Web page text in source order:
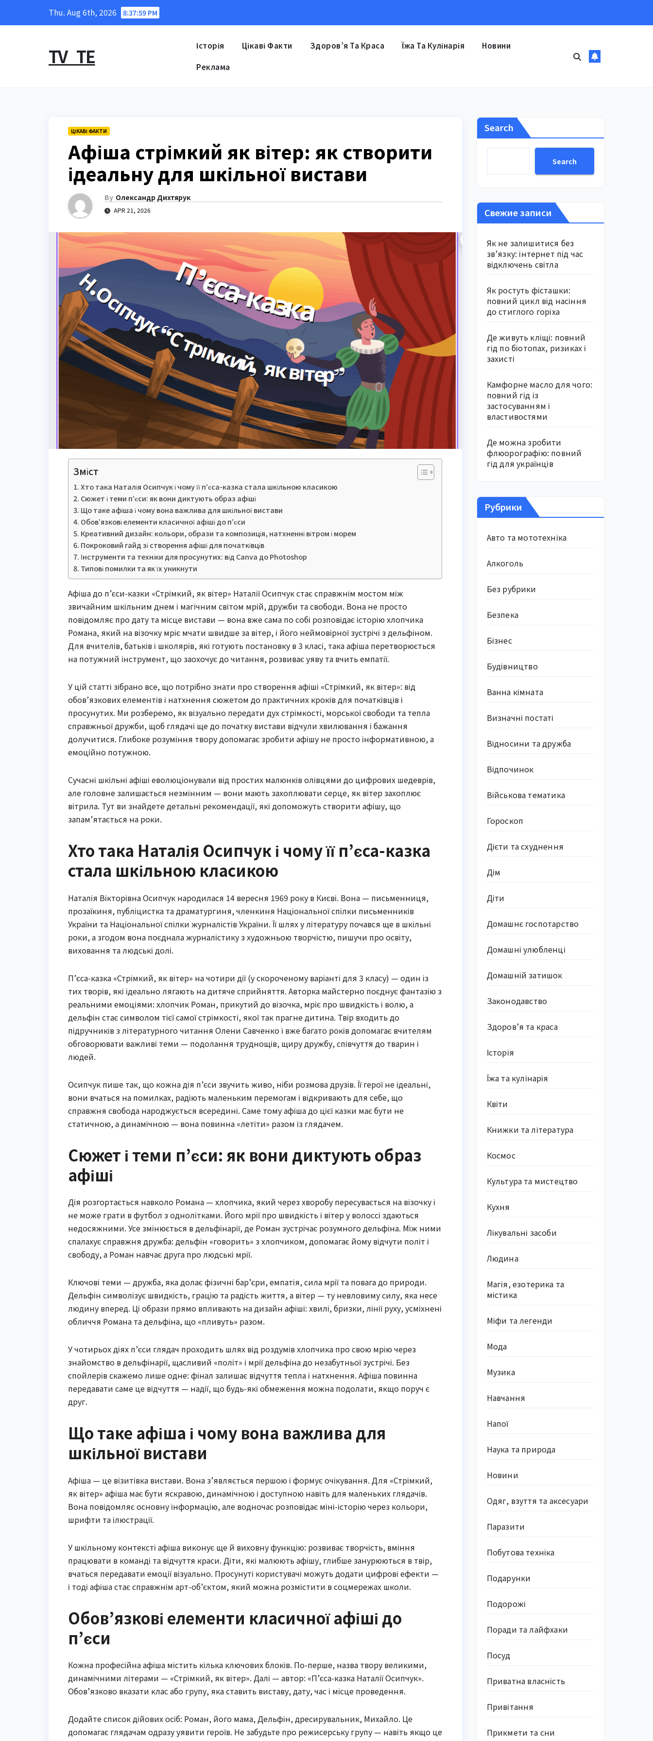
Thu. Aug 6th, 2026 8:38:00 PM
TV_TE Історія Цікаві Факти Здоров’я Та Краса Їжа Та Кулінарія Новини
Реклама
ЦІКАВІ ФАКТИ
Афіша стрімкий як вітер: як створити
ідеальну для шкільної вистави
By Олександр Дихтярук
APR 21, 2026
Зміст
Хто така Наталія Осипчук і чому її п’єса-казка стала шкільною класикою
Сюжет і теми п’єси: як вони диктують образ афіші
Що таке афіша і чому вона важлива для шкільної вистави
Обов’язкові елементи класичної афіші до п’єси
Креативний дизайн: кольори, образи та композиція, натхненні вітром і морем
Покроковий гайд зі створення афіші для початківців
Інструменти та техніки для просунутих: від Canva до Photoshop
Типові помилки та як їх уникнути
Афіша до п’єси-казки «Стрімкий, як вітер» Наталії Осипчук стає справжнім мостом між
звичайним шкільним днем і магічним світом мрій, дружби та свободи. Вона не просто
повідомляє про дату та місце вистави — вона вже сама по собі розповідає історію хлопчика
Романа, який на візочку мріє мчати швидше за вітер, і його неймовірної зустрічі з дельфіном.
Для вчителів, батьків і школярів, які готують постановку в 3 класі, така афіша перетворюється
на потужний інструмент, що заохочує до читання, розвиває уяву та вчить емпатії.
У цій статті зібрано все, що потрібно знати про створення афіші «Стрімкий, як вітер»: від
обов’язкових елементів і натхнення сюжетом до практичних кроків для початківців і
просунутих. Ми розберемо, як візуально передати дух стрімкості, морської свободи та тепла
справжньої дружби, щоб глядачі ще до початку вистави відчули хвилювання і бажання
долучитися. Глибоке розуміння твору допомагає зробити афішу не просто інформативною, а
емоційно потужною.
Сучасні шкільні афіші еволюціонували від простих малюнків олівцями до цифрових шедеврів,
але головне залишається незмінним — вони мають захоплювати серце, як вітер захоплює
вітрила. Тут ви знайдете детальні рекомендації, які допоможуть створити афішу, що
запам’ятається на роки.
Хто така Наталія Осипчук і чому її п’єса-казка
стала шкільною класикою
Наталія Вікторівна Осипчук народилася 14 вересня 1969 року в Києві. Вона — письменниця,
прозаїкиня, публіцистка та драматургиня, членкиня Національної спілки письменників
України та Національної спілки журналістів України. Її шлях у літературу почався ще в шкільні
роки, а згодом вона поєднала журналістику з художньою творчістю, пишучи про освіту,
виховання та людські долі.
П’єса-казка «Стрімкий, як вітер» на чотири дії (у скороченому варіанті для 3 класу) — один із
тих творів, які ідеально лягають на дитяче сприйняття. Авторка майстерно поєднує фантазію з
реальними емоціями: хлопчик Роман, прикутий до візочка, мріє про швидкість і волю, а
дельфін стає символом тієї самої стрімкості, якої так прагне дитина. Твір входить до
підручників з літературного читання Олени Савченко і вже багато років допомагає вчителям
обговорювати важливі теми — подолання труднощів, щиру дружбу, співчуття до тварин і
людей.
Осипчук пише так, що кожна дія п’єси звучить живо, ніби розмова друзів. Її герої не ідеальні,
вони вчаться на помилках, радіють маленьким перемогам і відкривають для себе, що
справжня свобода народжується всередині. Саме тому афіша до цієї казки має бути не
статичною, а динамічною — вона повинна «летіти» разом із глядачем.
Сюжет і теми п’єси: як вони диктують образ
афіші
Дія розгортається навколо Романа — хлопчика, який через хворобу пересувається на візочку і
не може грати в футбол з однолітками. Його мрії про швидкість і вітер у волоссі здаються
недосяжними. Усе змінюється в дельфінарії, де Роман зустрічає розумного дельфіна. Між ними
спалахує справжня дружба: дельфін «говорить» з хлопчиком, допомагає йому відчути політ і
свободу, а Роман навчає друга про людські мрії.
Ключові теми — дружба, яка долає фізичні бар’єри, емпатія, сила мрії та повага до природи.
Дельфін символізує швидкість, грацію та радість життя, а вітер — ту невловиму силу, яка несе
людину вперед. Ці образи прямо впливають на дизайн афіші: хвилі, бризки, лінії руху, усміхнені
обличчя Романа та дельфіна, що «пливуть» разом.
У чотирьох діях п’єси глядач проходить шлях від роздумів хлопчика про свою мрію через
знайомство в дельфінарії, щасливий «політ» і мрії дельфіна до незабутньої зустрічі. Без
спойлерів скажемо лише одне: фінал залишає відчуття тепла і натхнення. Афіша повинна
передавати саме це відчуття — надії, що будь-які обмеження можна подолати, якщо поруч є
друг.
Що таке афіша і чому вона важлива для
шкільної вистави
Афіша — це візитівка вистави. Вона з’являється першою і формує очікування. Для «Стрімкий,
як вітер» афіша має бути яскравою, динамічною і доступною навіть для маленьких глядачів.
Вона повідомляє основну інформацію, але водночас розповідає міні-історію через кольори,
шрифти та ілюстрації.
У шкільному контексті афіша виконує ще й виховну функцію: розвиває творчість, вміння
працювати в команді та відчуття краси. Діти, які малюють афішу, глибше занурюються в твір,
вчаться передавати емоції візуально. Просунуті користувачі можуть додати цифрові ефекти —
і тоді афіша стає справжнім арт-об’єктом, який можна розмістити в соцмережах школи.
Обов’язкові елементи класичної афіші до
п’єси
Кожна професійна афіша містить кілька ключових блоків. По-перше, назва твору великими,
динамічними літерами — «Стрімкий, як вітер». Далі — автор: «П’єса-казка Наталії Осипчук».
Обов’язково вказати клас або групу, яка ставить виставу, дату, час і місце проведення.
Додайте список дійових осіб: Роман, його мама, Дельфін, дресирувальник, Михайло. Це
допомагає глядачам одразу уявити героїв. Не забудьте про режисерську групу — навіть якщо це
Search
Search
Свежие записи
Як не залишитися без
зв’язку: інтернет під час
відключень світла
Як ростуть фісташки:
повний цикл від насіння
до стиглого горіха
Де живуть кліщі: повний
гід по біотопах, ризиках і
захисті
Камфорне масло для чого:
повний гід із
застосуванням і
властивостями
Де можна зробити
флюорографію: повний
гід для українців
Рубрики
Авто та мототехніка
Алкоголь
Без рубрики
Безпека
Бізнес
Будівництво
Ванна кімната
Визначні постаті
Відносини та дружба
Відпочинок
Військова тематика
Гороскоп
Дієти та схуднення
Дім
Діти
Домашнє госпотарство
Домашні улюбленці
Домашній затишок
Законодавство
Здоров’я та краса
Історія
Їжа та кулінарія
Квіти
Книжки та література
Космос
Культура та мистецтво
Кухня
Лікувальні засоби
Людина
Магія, езотерика та
містика
Міфи та легенди
Мода
Музика
Навчання
Напої
Наука та природа
Новини
Одяг, взуття та аксесуари
Паразити
Побутова техніка
Подарунки
Подорожі
Поради та лайфхаки
Посуд
Приватна власність
Привітання
Прикмети та сни